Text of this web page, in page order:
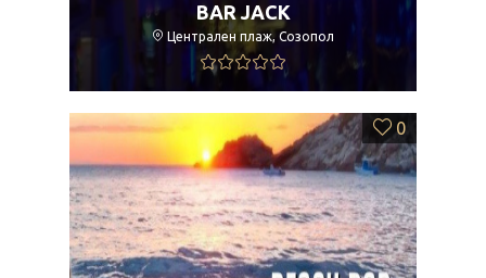
BAR JACK
Централен плаж, Созопол
0